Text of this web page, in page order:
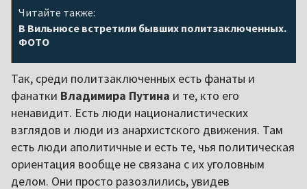
Читайте также:
В Вильнюсе встретили бывших политзаключенных.
ФОТО
Так, среди политзаключенных есть фанаты и
фанатки Владимира Путина и те, кто его
ненавидит. Есть люди националистических
взглядов и люди из анархистского движения. Там
есть люди аполитичные и есть те, чья политическая
ориентация вообще не связана с их уголовным
делом. Они просто разозлились, увидев